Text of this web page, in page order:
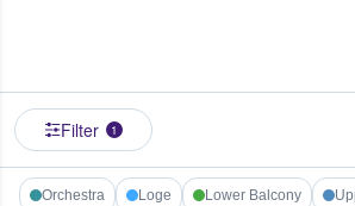
Filter 1
Orchestra Loge Lower Balcony